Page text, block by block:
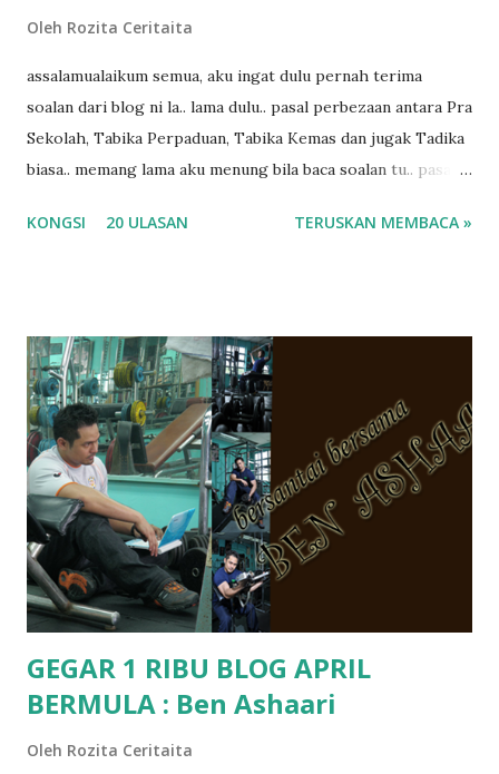
Oleh Rozita Ceritaita
assalamualaikum semua, aku ingat dulu pernah terima
soalan dari blog ni la.. lama dulu.. pasal perbezaan antara Pra
Sekolah, Tabika Perpaduan, Tabika Kemas dan jugak Tadika
biasa.. memang lama aku menung bila baca soalan tu.. pasal
ko.. masa tu aku baru je ada anak sorang dan aku hentam je
tanya sapa-sapa pun masa tu.. bila fikir-fikirkan balik terasa
jugak masa alahai teruknya kami sebagai ibubapa.. dan kami
terasa jugak semakin teruk bila abg long dah masuk 2 tahun
kat salah satu tadika swasta ni.. tapi nampaknya kenal huruf
pun tak tau.. pengsan aku bila ingat balik.. aku mula fikir
mungkin sebab abg long sendiri jenis budak yang ada
masalah dyslexia.. tapi minor la.. nanti la aku cerita pasal
dyslexia tu.. lepas tu kami buat keputusan pu...
KONGSI 20 ULASAN TERUSKAN MEMBACA »
GEGAR 1 RIBU BLOG APRIL
BERMULA : Ben Ashaari
Oleh Rozita Ceritaita